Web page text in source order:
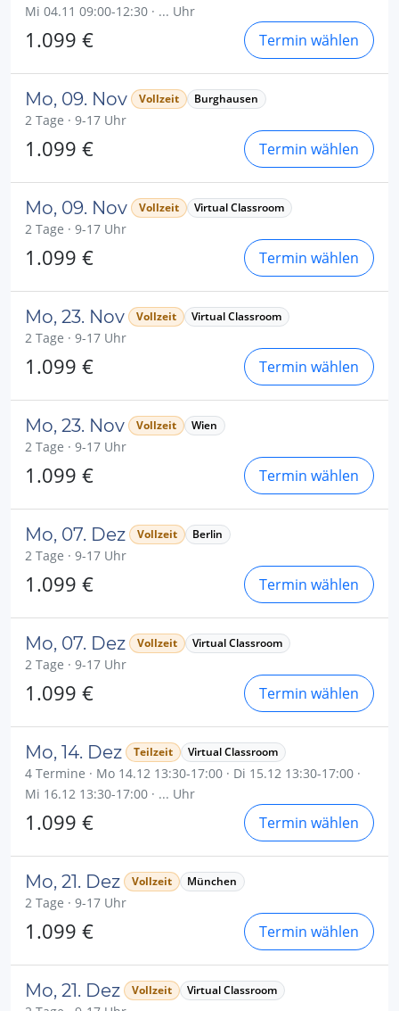
Mi 04.11 09:00-12:30 · ... Uhr
1.099 € Termin wählen
Mo, 09. Nov Vollzeit Burghausen
2 Tage · 9-17 Uhr
1.099 € Termin wählen
Mo, 09. Nov Vollzeit Virtual Classroom
2 Tage · 9-17 Uhr
1.099 € Termin wählen
Mo, 23. Nov Vollzeit Virtual Classroom
2 Tage · 9-17 Uhr
1.099 € Termin wählen
Mo, 23. Nov Vollzeit Wien
2 Tage · 9-17 Uhr
1.099 € Termin wählen
Mo, 07. Dez Vollzeit Berlin
2 Tage · 9-17 Uhr
1.099 € Termin wählen
Mo, 07. Dez Vollzeit Virtual Classroom
2 Tage · 9-17 Uhr
1.099 € Termin wählen
Mo, 14. Dez Teilzeit Virtual Classroom
4 Termine · Mo 14.12 13:30-17:00 · Di 15.12 13:30-17:00 ·
Mi 16.12 13:30-17:00 · ... Uhr
1.099 € Termin wählen
Mo, 21. Dez Vollzeit München
2 Tage · 9-17 Uhr
1.099 € Termin wählen
Mo, 21. Dez Vollzeit Virtual Classroom